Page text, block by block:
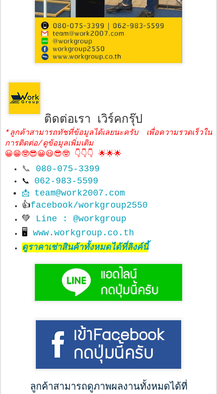
ติดต่อเรา เวิร์คกรุ๊ป
*ลูกค้าสามารถทัชที่ข้อมูลได้เลยนะครับ เพื่อความรวดเร็วใน
การติดต่อ/ดูข้อมูลเพิ่มเติม
😀😁🤓😎😀😃😎🤓 👇👇👇 🌟🌟🌟
📞 080-075-3399
📞 062-983-5599
📩 team@work2007.com
👍facebook/workgroup2550
💚 Line : @workgroup
🖥 www.workgroup.co.th
ดูราคาเช่าสินค้าทั้งหมดได้ที่ลิงค์นี้
ลูกค้าสามารถดูภาพผลงานทั้งหมดได้ที่